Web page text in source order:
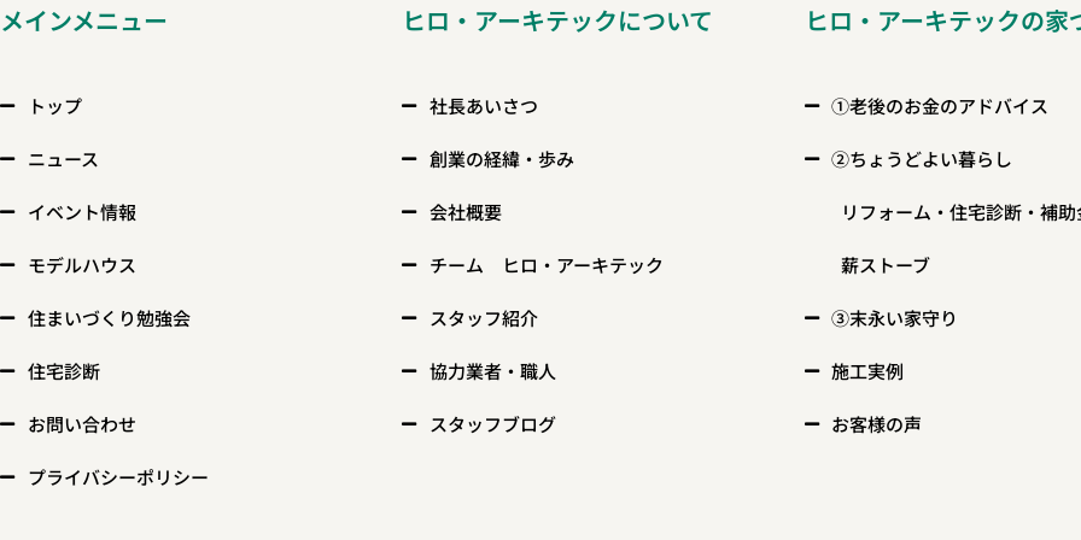
メインメニュー
トップ
ニュース
イベント情報
モデルハウス
住まいづくり勉強会
住宅診断
お問い合わせ
プライバシーポリシー
ヒロ・アーキテックについて
社長あいさつ
創業の経緯・歩み
会社概要
チーム ヒロ・アーキテック
スタッフ紹介
協力業者・職人
スタッフブログ
ヒロ・アーキテックの家
①老後のお金のアドバイス
②ちょうどよい暮らし
リフォーム・住宅診断・補助
薪ストーブ
③末永い家守り
施工実例
お客様の声